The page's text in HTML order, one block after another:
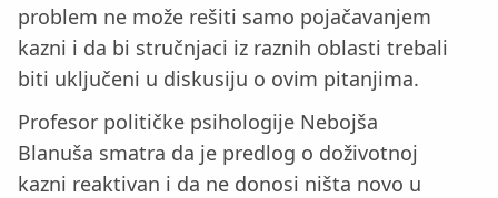
problem ne može rešiti samo pojačavanjem
kazni i da bi stručnjaci iz raznih oblasti trebali
biti uključeni u diskusiju o ovim pitanjima.
Profesor političke psihologije Nebojša
Blanuša smatra da je predlog o doživotnoj
kazni reaktivan i da ne donosi ništa novo u